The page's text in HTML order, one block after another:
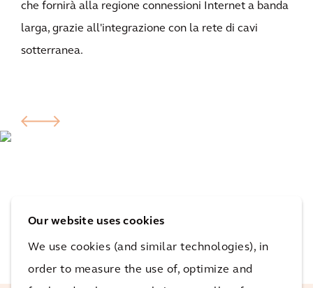
Our website uses cookies
We use cookies (and similar technologies), in
order to measure the use of, optimize and
che fornirà alla regione connessioni Internet a banda
larga, grazie all'integrazione con la rete di cavi
sotterranea.